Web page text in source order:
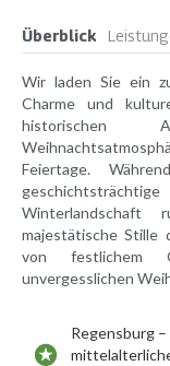
Überblick
Wir laden Sie ein
Charme und
historischen
Feiertage.
majestätische Stille
von festlichem
unvergesslichen
Regensburg